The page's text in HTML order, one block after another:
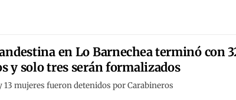
en Lo Barnechea terminó con
y solo tres serán formalizados
13 mujeres fueron detenidos por Carabineros